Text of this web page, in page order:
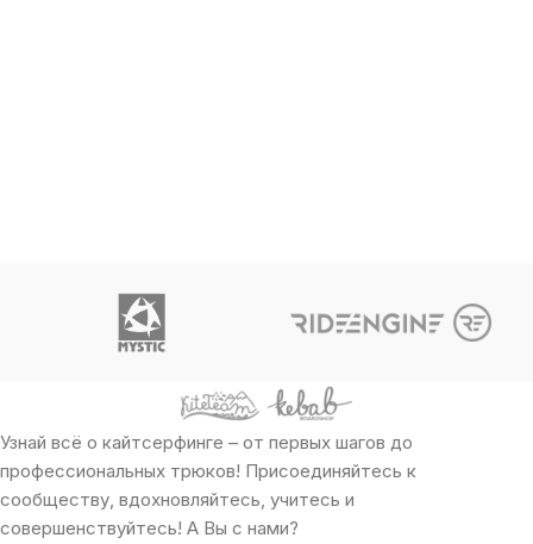
Узнай всё о кайтсерфинге – от первых шагов до
профессиональных трюков! Присоединяйтесь к
сообществу, вдохновляйтесь, учитесь и
совершенствуйтесь! А Вы с нами?